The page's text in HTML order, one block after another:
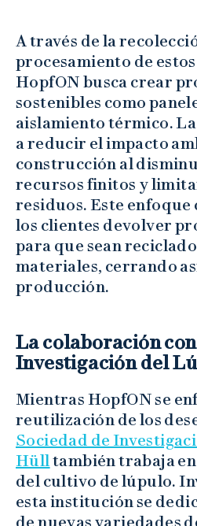
A través de la
procesamiento de
HopfON busca crear
sostenibles como
aislamiento térmico.
a reducir el impacto
construcción al
recursos finitos y
residuos. Este
los clientes devolver
para que sean
materiales, cerrando
producción.
La colaboración
Investigación del
Mientras HopfON se
reutilización de los
Sociedad de
Hülltambién trabaja
del cultivo de lúpulo.
esta institución se